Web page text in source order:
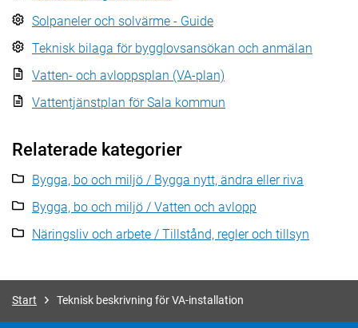
Solpaneler och solvärme - Guide
Teknisk bilaga för bygglovsansökan och anmälan
Vatten- och avloppsplan (VA-plan)
Vattentjänstplan för Sala kommun
Relaterade kategorier
Bygga, bo och miljö / Bygga nytt, ändra eller riva
Bygga, bo och miljö / Vatten och avlopp
Näringsliv och arbete / Tillstånd, regler och tillsyn
Start Teknisk beskrivning för VA-installation